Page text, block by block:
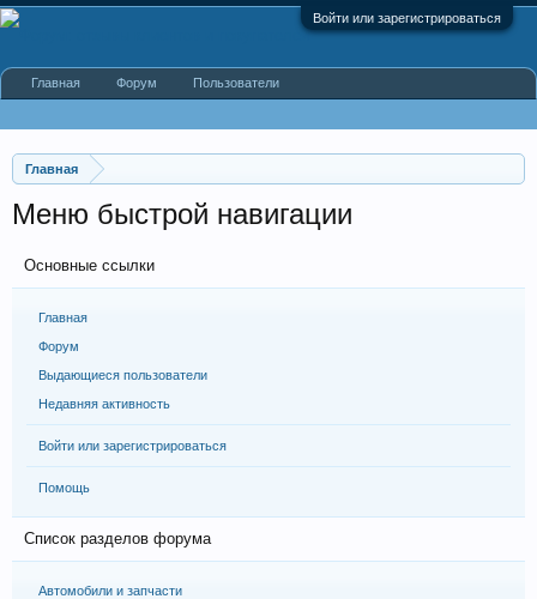
Войти или зарегистрироваться
Главная
Меню быстрой навигации
Основные ссылки
Главная
Форум
Выдающиеся пользователи
Недавняя активность
Войти или зарегистрироваться
Помощь
Список разделов форума
Автомобили и запчасти
Главная Форум Пользователи